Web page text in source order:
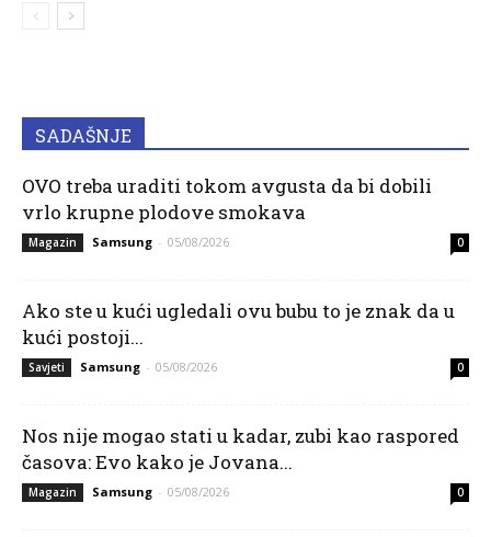
SADAŠNJE
OVO treba uraditi tokom avgusta da bi dobili
vrlo krupne plodove smokava
Magazin Samsung - 05/08/2026 0
Ako ste u kući ugledali ovu bubu to je znak da u
kući postoji...
Savjeti Samsung - 05/08/2026 0
Nos nije mogao stati u kadar, zubi kao raspored
časova: Evo kako je Jovana...
Magazin Samsung - 05/08/2026 0